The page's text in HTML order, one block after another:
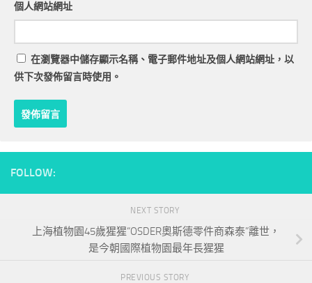
個人網站網址
在瀏覽器中儲存顯示名稱、電子郵件地址及個人網站網址，以
供下次發佈留言時使用。
FOLLOW:
NEXT STORY
上海植物園45歲猩猩“OSDER奧斯德零件商森泰”離世，
是今朝國際植物園最年長猩猩
PREVIOUS STORY